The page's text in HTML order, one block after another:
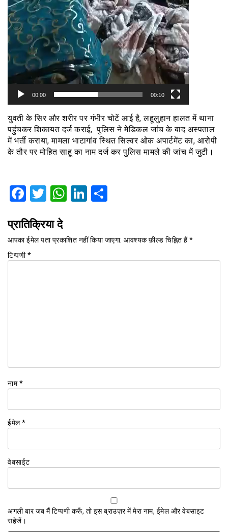
00:00 00:10
युवती के सिर और शरीर पर गंभीर चोटें आई है, लहूलुहान हालत में थाना
पहुंचकर शिकायत दर्ज कराई, पुलिस ने मेडिकल जांच के बाद अस्पताल
में भर्ती कराया, मामला भाटागांव स्थित सिल्वर ओक अपार्टमेंट का, आरोपी
के तौर पर मोहित साहू का नाम दर्ज कर पुलिस मामले की जांच में जुटी।
Facebook
Twitter
WhatsApp
LinkedIn
प्रातिक्रिया दे
आपका ईमेल पता प्रकाशित नहीं किया जाएगा. आवश्यक फ़ील्ड चिह्नित हैं*
टिप्पणी*
नाम*
ईमेल*
वेबसाईट
अगली बार जब मैं टिप्पणी करूँ, तो इस ब्राउज़र में मेरा नाम, ईमेल और वेबसाइट
सहेजें।